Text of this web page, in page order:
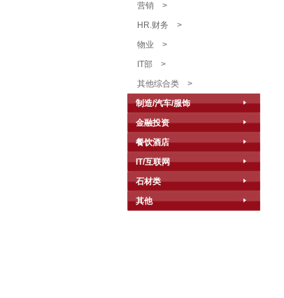
营销 >
HR.财务 >
物业 >
IT部 >
其他综合类 >
制造/汽车/服饰
金融投资
餐饮酒店
IT/互联网
石材类
其他